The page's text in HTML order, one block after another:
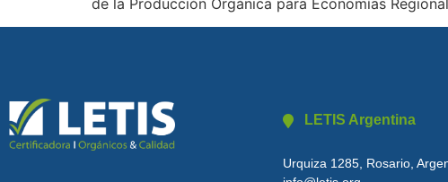
LETIS Argentina
Urquiza 1285, Rosario,